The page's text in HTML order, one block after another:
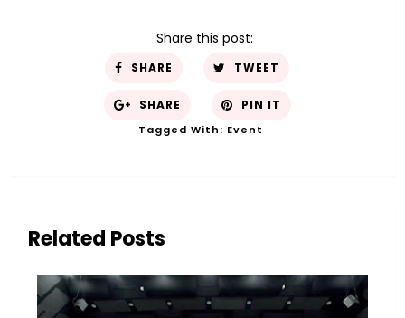
Share this post:
SHARE TWEET
SHARE PIN IT
Tagged With: Event
Related Posts